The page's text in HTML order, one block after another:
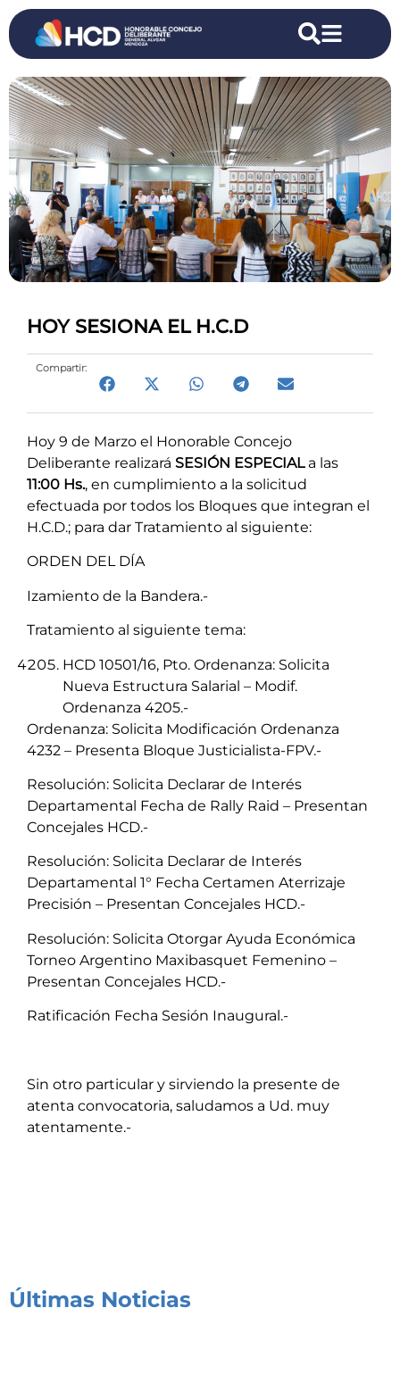
HOY SESIONA EL H.C.D
Compartir:
Hoy 9 de Marzo el Honorable Concejo
Deliberante realizará SESIÓN ESPECIALa las
11:00 Hs., en cumplimiento a la solicitud
efectuada por todos los Bloques que integran el
H.C.D.; para dar Tratamiento al siguiente:
ORDEN DEL DÍA
Izamiento de la Bandera.-
Tratamiento al siguiente tema:
HCD 10501/16, Pto. Ordenanza: Solicita
Nueva Estructura Salarial – Modif.
Ordenanza 4205.-
Ordenanza: Solicita Modificación Ordenanza
4232 – Presenta Bloque Justicialista-FPV.-
Resolución: Solicita Declarar de Interés
Departamental Fecha de Rally Raid – Presentan
Concejales HCD.-
Resolución: Solicita Declarar de Interés
Departamental 1° Fecha Certamen Aterrizaje
Precisión – Presentan Concejales HCD.-
Resolución: Solicita Otorgar Ayuda Económica
Torneo Argentino Maxibasquet Femenino –
Presentan Concejales HCD.-
Ratificación Fecha Sesión Inaugural.-
Sin otro particular y sirviendo la presente de
atenta convocatoria, saludamos a Ud. muy
atentamente.-
Últimas Noticias